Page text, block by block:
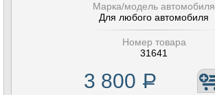
Марка/модель автомобиля
Для любого автомобиля
Номер товара
31641
3 800 Р